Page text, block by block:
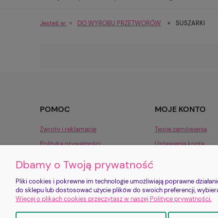
Produkty spożywcze i przyprawy
Jesteś w: » DO WYROBU PRZETWORÓW » SUSZARKI
POMOC
Zwroty i reklamacje
Polityka prywatności
MOJE KONTO
Twoje zamówienia
Ustawienia konta
Sklep jest prowadzony
Bankowa 2/1 |
Dbamy o Twoją prywatność
Pliki cookies i pokrewne im technologie umożliwiają poprawne
do sklepu lub dostosować użycie plików do swoich preferencji,
Więcej o plikach cookies przeczytasz w naszej Polityce prywatności.